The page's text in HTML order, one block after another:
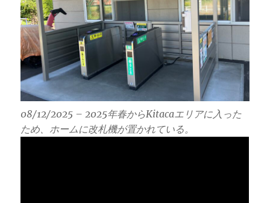
08/12/2025 – 2025年春からKitacaエリアに入った
ため、ホームに改札機が置かれている。